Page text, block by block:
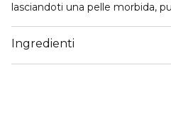
lasciandoti una pelle morbida,
latte di riso, Cherry Blossom
nutrita.
Ingredienti